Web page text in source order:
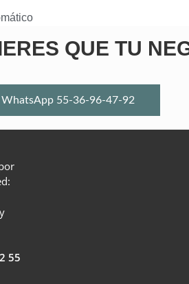
QUE TU
WhatsApp 55-36-96-47-92
55